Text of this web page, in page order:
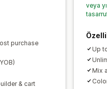
purchase
& cart
veya
Up
Mix